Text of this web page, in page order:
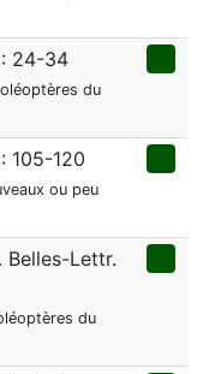
: 24-34
du
105-120
ou peu
Belles-Lettr.
du